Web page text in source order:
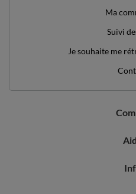
Ma
Suivi
Je souhaite me